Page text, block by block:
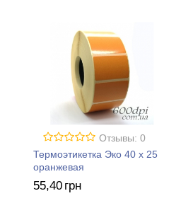
Отзывы: 0
Термоэтикетка Эко 40 x 25
оранжевая
55,40 грн